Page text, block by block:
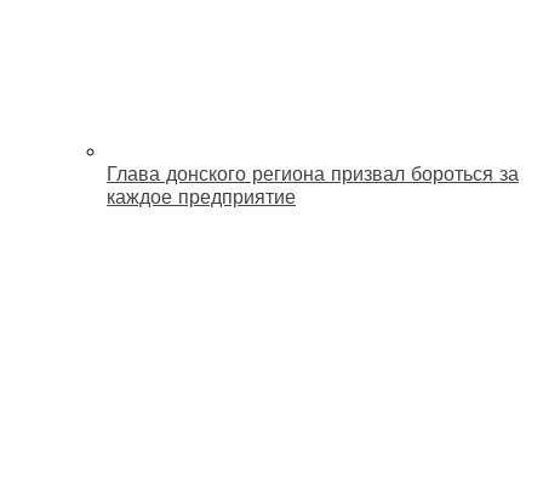
Глава донского региона призвал бороться за
каждое предприятие